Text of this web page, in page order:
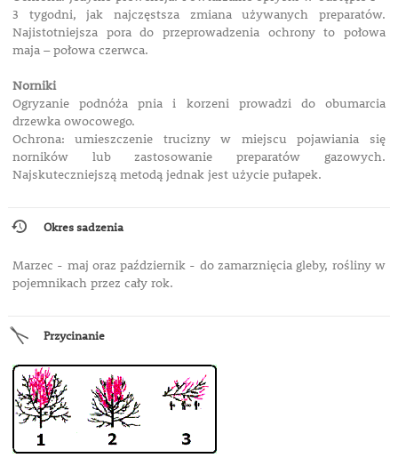
3 tygodni, jak najczęstsza zmiana używanych preparatów.
Najistotniejsza pora do przeprowadzenia ochrony to połowa
maja – połowa czerwca.
Norniki
Ogryzanie podnóża pnia i korzeni prowadzi do obumarcia
drzewka owocowego.
Ochrona: umieszczenie trucizny w miejscu pojawiania się
norników lub zastosowanie preparatów gazowych.
Najskuteczniejszą metodą jednak jest użycie pułapek.
Okres sadzenia
Marzec - maj oraz październik - do zamarznięcia gleby, rośliny w
pojemnikach przez cały rok.
Przycinanie